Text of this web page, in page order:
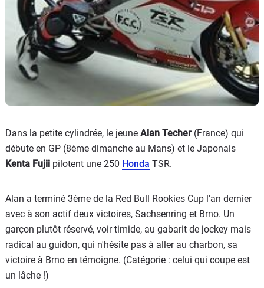
Dans la petite cylindrée, le jeune Alan Techer (France) qui
débute en GP (8ème dimanche au Mans) et le Japonais
Kenta Fujii pilotent une 250 Honda TSR.
Alan a terminé 3ème de la Red Bull Rookies Cup l'an dernier
avec à son actif deux victoires, Sachsenring et Brno. Un
garçon plutôt réservé, voir timide, au gabarit de jockey mais
radical au guidon, qui n'hésite pas à aller au charbon, sa
victoire à Brno en témoigne. (Catégorie : celui qui coupe est
un lâche !)